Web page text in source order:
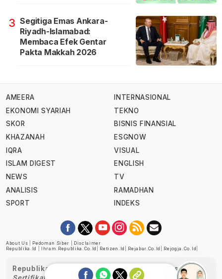
3 Segitiga Emas Ankara-
Riyadh-Islamabad:
Membaca Efek Gentar
Pakta Makkah 2026
AMEERA
EKONOMI SYARIAH
SKOR
KHAZANAH
IQRA
ISLAM DIGEST
NEWS
ANALISIS
SPORT
INTERNASIONAL
TEKNO
BISNIS FINANSIAL
ESGNOW
VISUAL
ENGLISH
TV
RAMADHAN
INDEKS
About Us Pedoman Siber
Disclaimer
Republika.id
Ihram.republika.co.id Retizen.id Rejabar.co.id Rejogja.co.id
Republika telah diverifikasi oleh Dewan Pers
Sertifikat Nomor 1058/DP-Verifikasi/K/XII/2022